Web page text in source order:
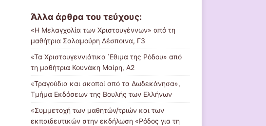
Άλλα άρθρα του τεύχους:
«Η Μελαγχολία των Χριστουγέννων» από τη
μαθήτρια Σαλαμούρη Δέσποινα, Γ3
«Τα Χριστουγεννιάτικα ΄Εθιμα της Ρόδου» από
τη μαθήτρια Κουνάκη Μαίρη, Α2
«Τραγούδια και σκοποί από τα Δωδεκάνησα»,
Τμήμα Εκδόσεων της Βουλής των Ελλήνων
«Συμμετοχή των μαθητών/τριών και των
εκπαιδευτικών στην εκδήλωση «Ρόδος για τη